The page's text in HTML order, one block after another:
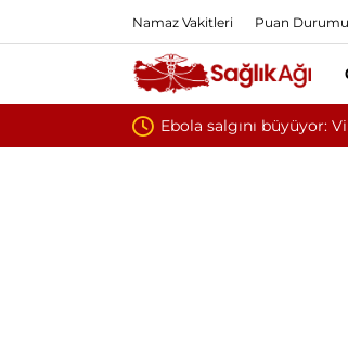
Namaz Vakitleri Puan Durumu